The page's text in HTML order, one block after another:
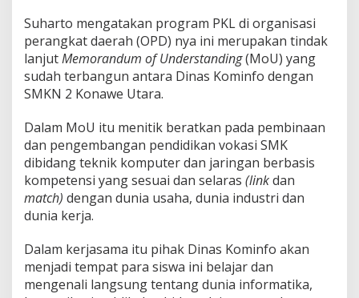
Suharto mengatakan program PKL di organisasi
perangkat daerah (OPD) nya ini merupakan tindak
lanjutMemorandum of Understanding(MoU) yang
sudah terbangun antara Dinas Kominfo dengan
SMKN 2 Konawe Utara.
Dalam MoU itu menitik beratkan pada pembinaan
dan pengembangan pendidikan vokasi SMK
dibidang teknik komputer dan jaringan berbasis
kompetensi yang sesuai dan selaras (linkdan
match) dengan dunia usaha, dunia industri dan
dunia kerja.
Dalam kerjasama itu pihak Dinas Kominfo akan
menjadi tempat para siswa ini belajar dan
mengenali langsung tentang dunia informatika,